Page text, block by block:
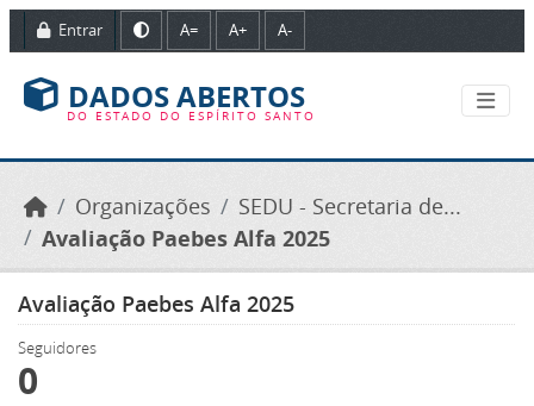
Ir para o conteúdo principal
Entrar A= A+ A-
DADOS ABERTOS
DO ESTADO DO ESPÍRITO SANTO
Organizações SEDU - Secretaria de...
Avaliação Paebes Alfa 2025
Avaliação Paebes Alfa 2025
Seguidores
0